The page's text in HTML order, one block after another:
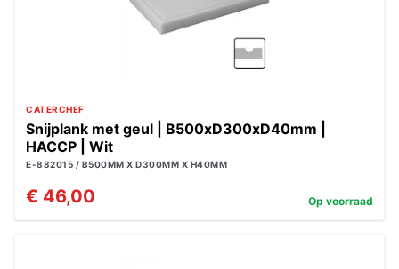
CATERCHEF
Snijplank met geul | B500xD300xD40mm |
HACCP | Wit
E-882015 / B500MM X D300MM X H40MM
€ 46,00 Op voorraad